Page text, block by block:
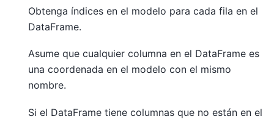
Obtenga índices en el modelo para cada fila en el
DataFrame.
Asume que cualquier columna en el DataFrame es
una coordenada en el modelo con el mismo
nombre.
Si el DataFrame tiene columnas que no están en el